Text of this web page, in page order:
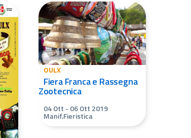
OULX
Fiera Franca e Rassegna
Zootecnica
04 Ott - 06 Ott 2019
Manif.Fieristica